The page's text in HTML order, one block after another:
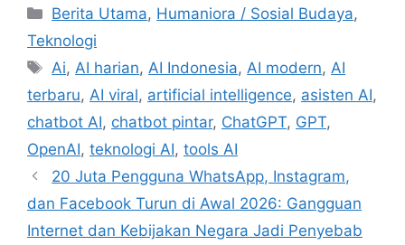
C
a
e
g
o
r
i
s
Berita Utama, Humaniora / Sosial Budaya,
Teknologi
T
a
s
Ai,AI harian,AI Indonesia,AI modern,AI
terbaru, AI viral, artificial intelligence, asisten AI,
chatbot AI, chatbot pintar, ChatGPT, GPT,
OpenAI, teknologi AI, tools AI
20 Juta Pengguna WhatsApp, Instagram,
dan Facebook Turun di Awal 2026: Gangguan
Internet dan Kebijakan Negara Jadi Penyebab